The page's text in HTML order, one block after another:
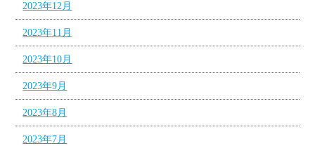
2023年12月
2023年11月
2023年10月
2023年9月
2023年8月
2023年7月